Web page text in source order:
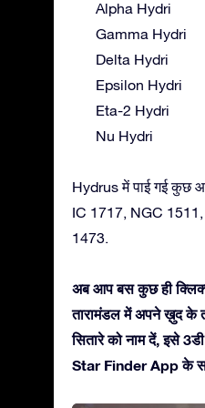
Alpha Hydri
Gamma Hydri
Delta Hydri
Epsilon Hydri
Eta-2 Hydri
Nu Hydri
Hydrus में पाई गई कुछ
IC 1717, NGC
1473.
अब आप बस कुछ ही
तारामंडल में अपने ख़ुद के
सितारे को नाम दें, इसे
Star Finder App के